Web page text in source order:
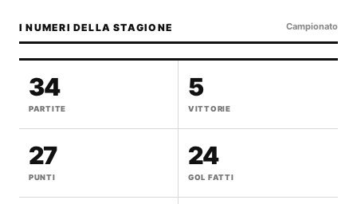
I NUMERI DELLA STAGIONE Campionato
34
PARTITE
5
VITTORIE
27
PUNTI
24
GOL FATTI